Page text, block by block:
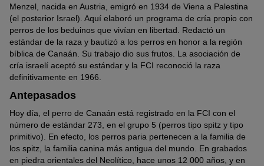
Menzel, nacida en Austria, emigró en 1934 de Viena a Palestina
(el posterior Israel). Aquí elaboró un programa de cría propio con
perros de los beduinos que vivían en libertad. Redactó un
estándar de la raza y bautizó a los perros en honor a la región
bíblica de Canaán. Su trabajo dio sus frutos. La asociación de
cría israelí aceptó su estándar y la FCI reconoció la raza
definitivamente en 1966.
Antepasados
Hoy día, el perro de Canaán está registrado en la FCI con el
número de estándar 273, en el grupo 5 (perros tipo spitz y tipo
primitivo). En efecto, los perros paria pertenecen a la familia de
los spitz, la familia canina más antigua del mundo. En grabados
en piedra orientales del Neolítico, hace unos 12 000 años, y en